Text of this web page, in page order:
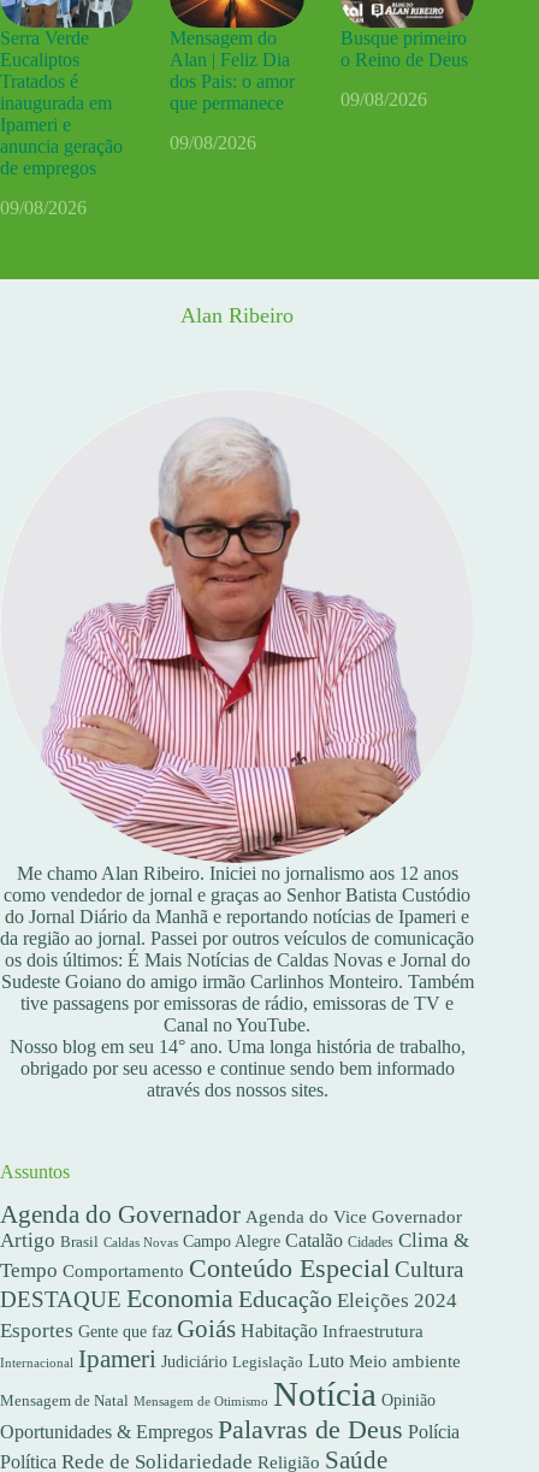
Serra Verde
Eucaliptos
Tratados é
inaugurada em
Ipameri e
anuncia geração
de empregos
09/08/2026
Mensagem do
Alan | Feliz Dia
dos Pais: o amor
que permanece
09/08/2026
Busque primeiro
o Reino de Deus
09/08/2026
Alan Ribeiro
Me chamo Alan Ribeiro. Iniciei no jornalismo aos 12 anos
como vendedor de jornal e graças ao Senhor Batista Custódio
do Jornal Diário da Manhã e reportando notícias de Ipameri e
da região ao jornal. Passei por outros veículos de comunicação
os dois últimos: É Mais Notícias de Caldas Novas e Jornal do
Sudeste Goiano do amigo irmão Carlinhos Monteiro. Também
tive passagens por emissoras de rádio, emissoras de TV e
Canal no YouTube.
Nosso blog em seu 14° ano. Uma longa história de trabalho,
obrigado por seu acesso e continue sendo bem informado
através dos nossos sites.
Assuntos
Agenda do Governador Agenda do Vice Governador
Artigo Brasil Caldas Novas Campo Alegre Catalão Cidades Clima &
Tempo Comportamento Conteúdo EspecialCultura
DESTAQUE EconomiaEducação Eleições 2024
Esportes Gente que faz Goiás Habitação Infraestrutura
Internacional Ipameri Judiciário Legislação Luto Meio ambiente
Mensagem de Natal Mensagem de Otimismo Notícia Opinião
Oportunidades & Empregos Palavras de Deus Polícia
Política Rede de Solidariedade Religião Saúde